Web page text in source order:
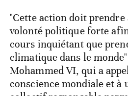
"Cette action doit
volonté politique forte
cours inquiétant que
climatique dans le
Mohammed VI, qui a
conscience mondiale et à